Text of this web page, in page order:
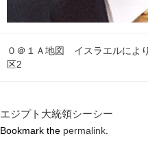
０＠１Ａ地図 イスラエルによ
区2
エジプト大統領シーシー
Bookmark the permalink